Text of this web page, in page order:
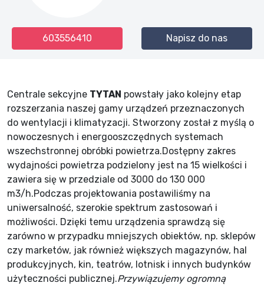
603556410 Napisz do nas
Centrale sekcyjne TYTAN powstały jako kolejny etap
rozszerzania naszej gamy urządzeń przeznaczonych
do wentylacji i klimatyzacji. Stworzony został z myślą o
nowoczesnych i energooszczędnych systemach
wszechstronnej obróbki powietrza.Dostępny zakres
wydajności powietrza podzielony jest na 15 wielkości i
zawiera się w przedziale od 3000 do 130 000
m3/h.Podczas projektowania postawiliśmy na
uniwersalność, szerokie spektrum zastosowań i
możliwości. Dzięki temu urządzenia sprawdzą się
zarówno w przypadku mniejszych obiektów, np. sklepów
czy marketów, jak również większych magazynów, hal
produkcyjnych, kin, teatrów, lotnisk i innych budynków
użyteczności publicznej.Przywiązujemy ogromną